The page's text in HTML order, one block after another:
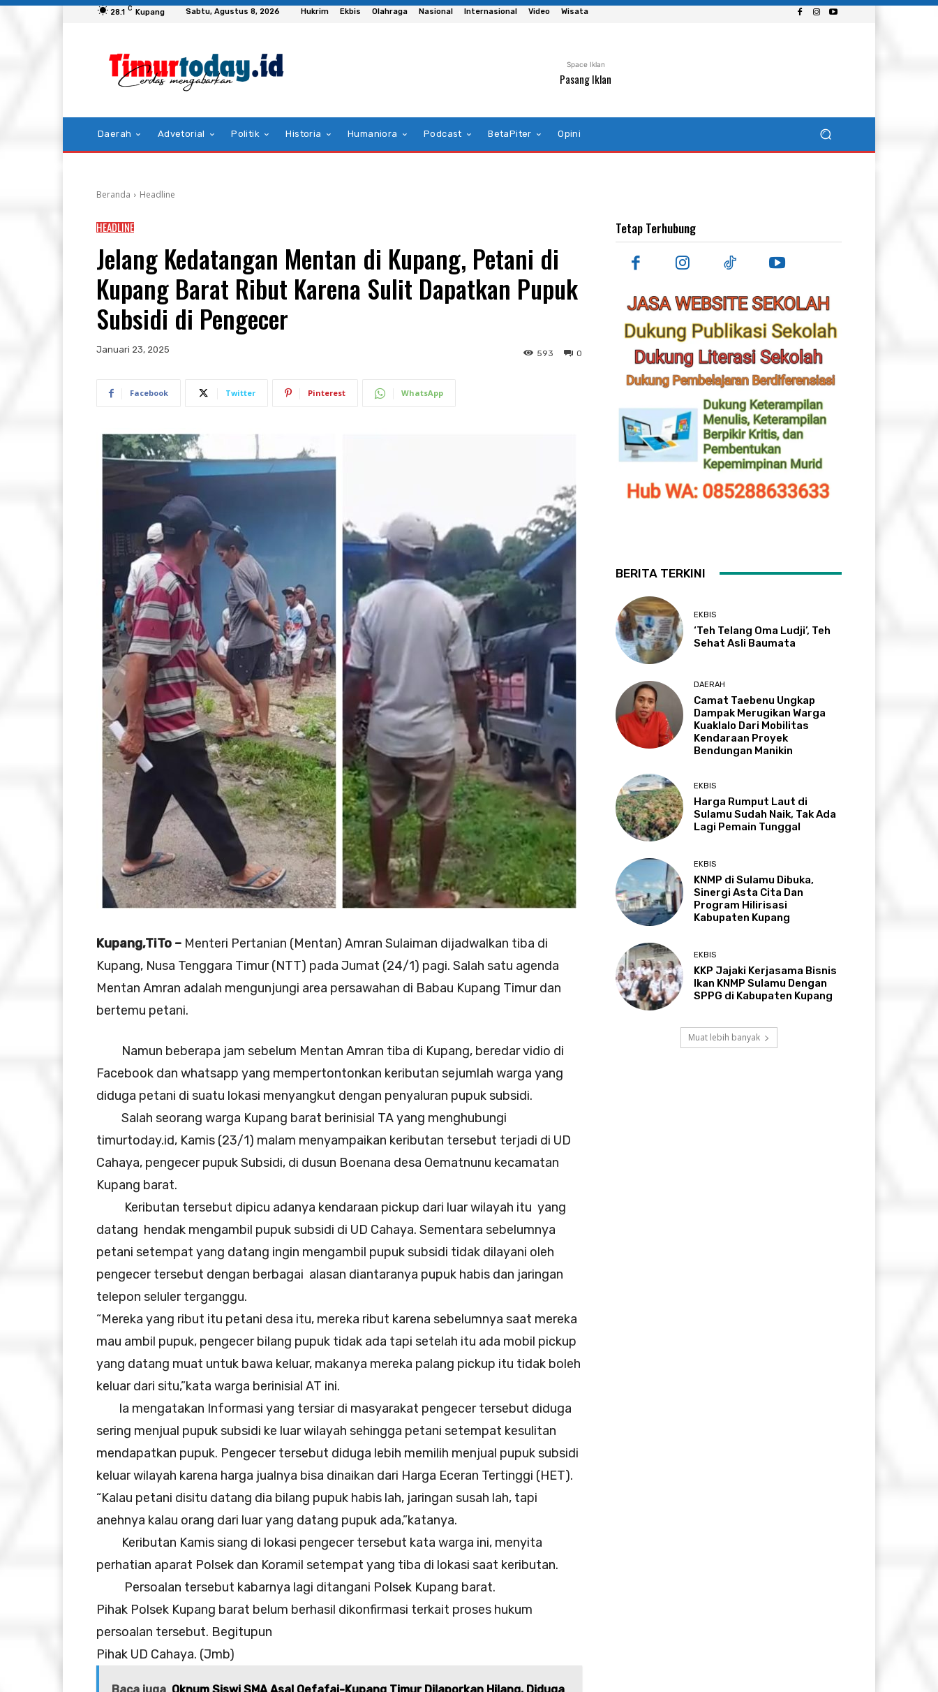
28.1 C Kupang Sabtu, Agustus 8, 2026 Hukrim Ekbis Olahraga Nasional Internasional Video Wisata
Space Iklan
Pasang Iklan
Daerah Advetorial Politik Historia Humaniora Podcast BetaPiter Opini
Beranda Headline
HEADLINE
Jelang Kedatangan Mentan di Kupang, Petani di
Kupang Barat Ribut Karena Sulit Dapatkan Pupuk
Subsidi di Pengecer
Januari 23, 2025 0
593
Facebook Twitter Pinterest WhatsApp
Kupang,TiTo – Menteri Pertanian (Mentan) Amran Sulaiman dijadwalkan tiba di
Kupang, Nusa Tenggara Timur (NTT) pada Jumat (24/1) pagi. Salah satu agenda
Mentan Amran adalah mengunjungi area persawahan di Babau Kupang Timur dan
bertemu petani.
Namun beberapa jam sebelum Mentan Amran tiba di Kupang, beredar vidio di
Facebook dan whatsapp yang mempertontonkan keributan sejumlah warga yang
diduga petani di suatu lokasi menyangkut dengan penyaluran pupuk subsidi.
Salah seorang warga Kupang barat berinisial TA yang menghubungi
timurtoday.id, Kamis (23/1) malam menyampaikan keributan tersebut terjadi di UD
Cahaya, pengecer pupuk Subsidi, di dusun Boenana desa Oematnunu kecamatan
Kupang barat.
Keributan tersebut dipicu adanya kendaraan pickup dari luar wilayah itu yang
datang hendak mengambil pupuk subsidi di UD Cahaya. Sementara sebelumnya
petani setempat yang datang ingin mengambil pupuk subsidi tidak dilayani oleh
pengecer tersebut dengan berbagai alasan diantaranya pupuk habis dan jaringan
telepon seluler terganggu.
“Mereka yang ribut itu petani desa itu, mereka ribut karena sebelumnya saat mereka
mau ambil pupuk, pengecer bilang pupuk tidak ada tapi setelah itu ada mobil pickup
yang datang muat untuk bawa keluar, makanya mereka palang pickup itu tidak boleh
keluar dari situ,”kata warga berinisial AT ini.
Ia mengatakan Informasi yang tersiar di masyarakat pengecer tersebut diduga
sering menjual pupuk subsidi ke luar wilayah sehingga petani setempat kesulitan
mendapatkan pupuk. Pengecer tersebut diduga lebih memilih menjual pupuk subsidi
keluar wilayah karena harga jualnya bisa dinaikan dari Harga Eceran Tertinggi (HET).
“Kalau petani disitu datang dia bilang pupuk habis lah, jaringan susah lah, tapi
anehnya kalau orang dari luar yang datang pupuk ada,”katanya.
Keributan Kamis siang di lokasi pengecer tersebut kata warga ini, menyita
perhatian aparat Polsek dan Koramil setempat yang tiba di lokasi saat keributan.
Persoalan tersebut kabarnya lagi ditangani Polsek Kupang barat.
Pihak Polsek Kupang barat belum berhasil dikonfirmasi terkait proses hukum
persoalan tersebut. Begitupun
Pihak UD Cahaya. (Jmb)
Tetap Terhubung
BERITA TERKINI
EKBIS
‘Teh Telang Oma Ludji’, Teh
Sehat Asli Baumata
DAERAH
Camat Taebenu Ungkap
Dampak Merugikan Warga
Kuaklalo Dari Mobilitas
Kendaraan Proyek
Bendungan Manikin
EKBIS
Harga Rumput Laut di
Sulamu Sudah Naik, Tak Ada
Lagi Pemain Tunggal
EKBIS
KNMP di Sulamu Dibuka,
Sinergi Asta Cita Dan
Program Hilirisasi
Kabupaten Kupang
EKBIS
KKP Jajaki Kerjasama Bisnis
Ikan KNMP Sulamu Dengan
SPPG di Kabupaten Kupang
Muat lebih banyak